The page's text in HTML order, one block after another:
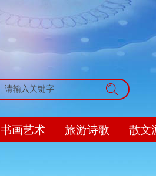
搜索
书画艺术 旅游诗歌 散文